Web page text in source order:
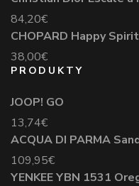
84,20€
CHOPARD Happy
38,00€
PRODUKTY
JOOP! GO
13,74€
ACQUA DI PARMA
109,95€
YENKEE YBN 1531